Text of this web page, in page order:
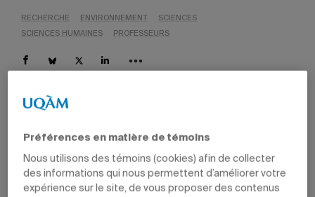
RECHERCHE ENVIRONNEMENT
SCIENCES
SCIENCES HUMAINES
PROFESSEURS
Le projet de recherche contribuera aux efforts visant à
Sur la photo: station d'énergie hydroélectrique dans la
19 juillet 2023 à 14 h 35
Préférences en matière de témoins
Nous utilisons des témoins (cookies) afin de collecter
des informations qui nous permettent d’améliorer votre
expérience sur le site, de vous proposer des contenus